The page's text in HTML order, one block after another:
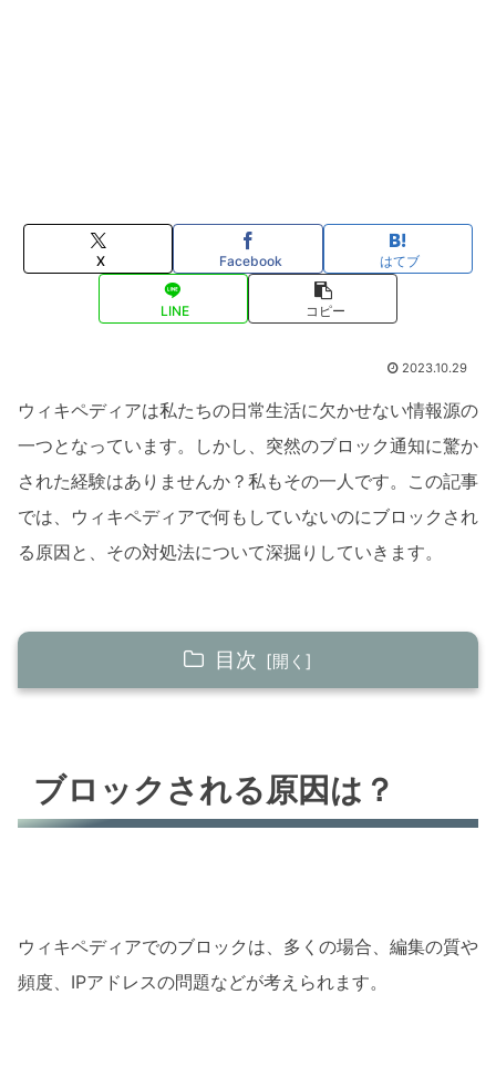
X Facebook はてブ
LINE コピー
2023.10.29
ウィキペディアは私たちの日常生活に欠かせない情報源の
一つとなっています。しかし、突然のブロック通知に驚か
された経験はありませんか？私もその一人です。この記事
では、ウィキペディアで何もしていないのにブロックされ
る原因と、その対処法について深掘りしていきます。
目次
自動ブロックのシステム
ブロックを避けるためには？
ブロックされる原因は？
ウィキペディアでのブロックは、多くの場合、編集の質や
頻度、IPアドレスの問題などが考えられます。